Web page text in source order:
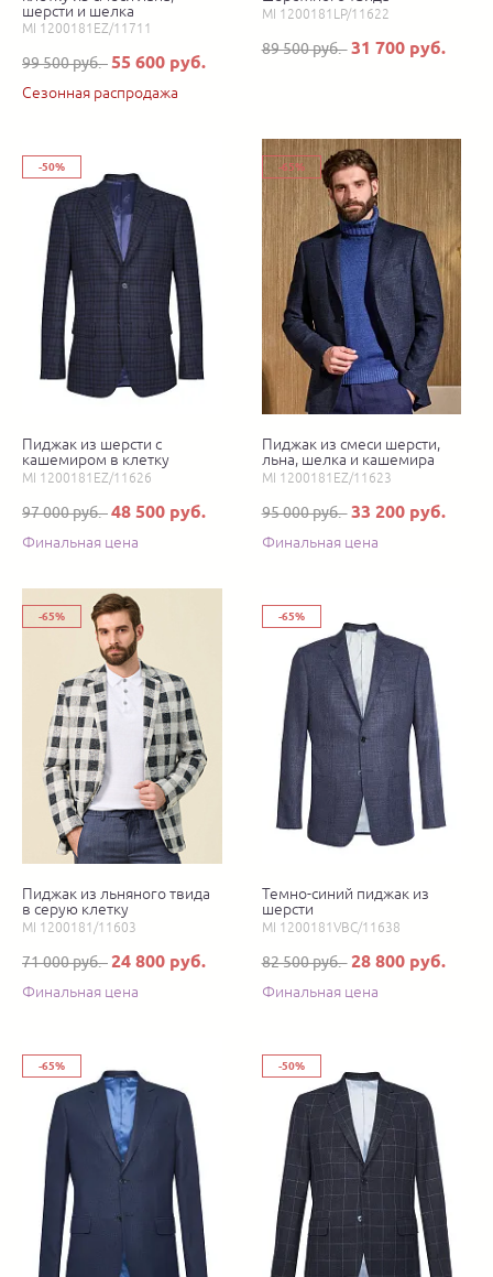
шерсти и шелка
MI 1200181EZ/11711
99 500 руб.55 600 руб.
Сезонная распродажа
MI 1200181LP/11622
89 500 руб. 31 700 руб.
-50%
Пиджак из шерсти с
кашемиром в клетку
MI 1200181EZ/11626
97 000 руб.48 500 руб.
Финальная цена
-65%
Пиджак из смеси шерсти,
льна, шелка и кашемира
MI 1200181EZ/11623
95 000 руб. 33 200 руб.
Финальная цена
-65%
Пиджак из льняного твида
в серую клетку
MI 1200181/11603
71 000 руб.24 800 руб.
Финальная цена
-65%
Темно-синий пиджак из
шерсти
MI 1200181VBC/11638
82 500 руб. 28 800 руб.
Финальная цена
-65% -50%